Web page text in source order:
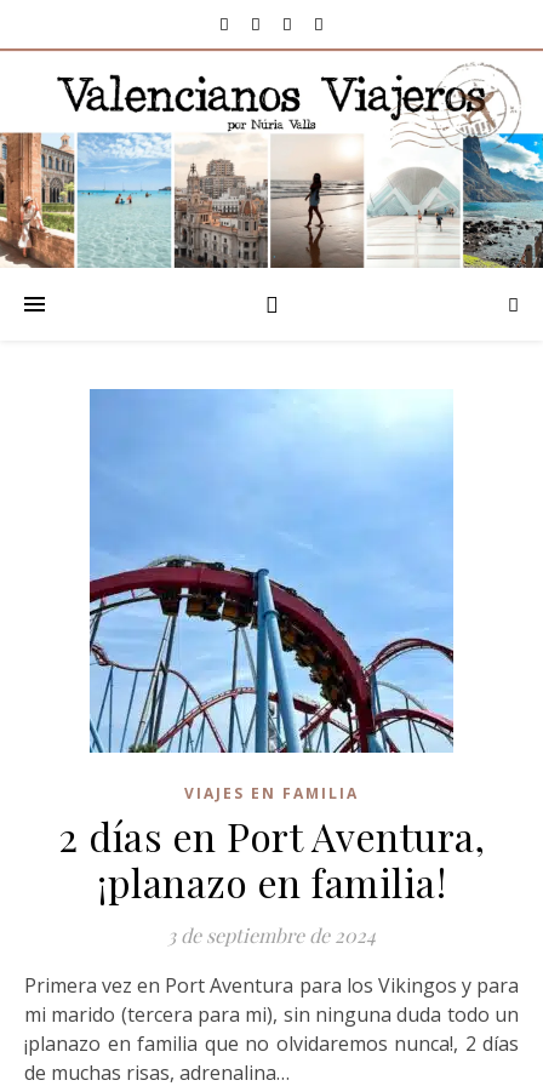
VIAJES EN FAMILIA
2 días en Port Aventura,
¡planazo en familia!
3 de septiembre de 2024
Primera vez en Port Aventura para los Vikingos y para
mi marido (tercera para mi), sin ninguna duda todo un
¡planazo en familia que no olvidaremos nunca!, 2 días
de muchas risas, adrenalina…